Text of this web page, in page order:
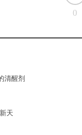
0
清醒剂
天